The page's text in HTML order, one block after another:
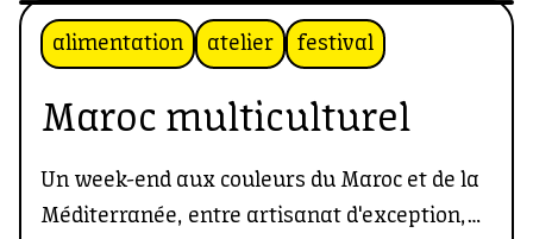
alimentation atelier festival
Maroc multiculturel
Un week-end aux couleurs du Maroc et de la
Méditerranée, entre artisanat d'exception,